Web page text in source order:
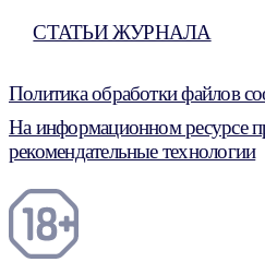
СТАТЬИ ЖУРНАЛА
Политика обработки файлов
На информационном ресурсе
рекомендательные технологии